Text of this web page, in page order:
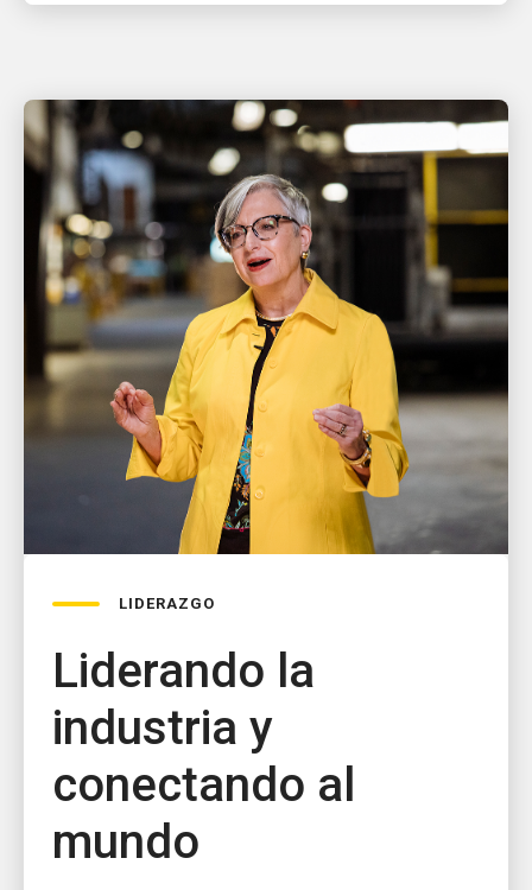
LIDERAZGO
Liderando la
industria y
conectando al
mundo